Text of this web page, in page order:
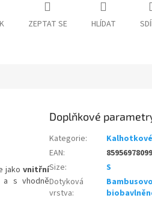
ZEPTAT SE HLÍDAT
jakovnitřní
a s vhodně
Doplňkové
Kategorie:
EAN:
Size:
S
Dotyková
vrstva: